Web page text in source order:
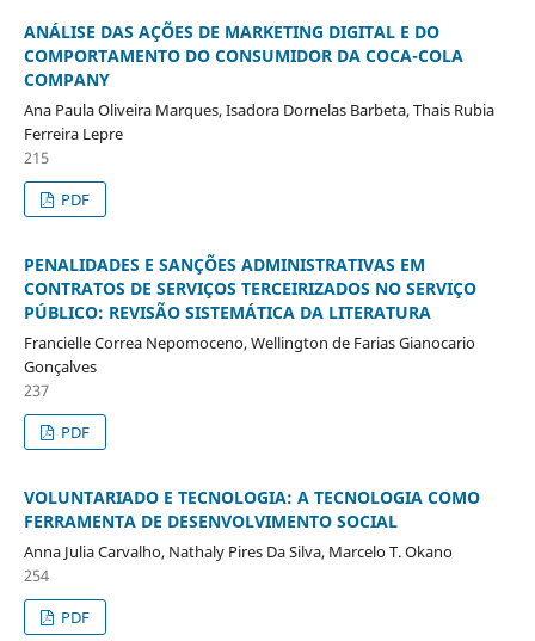
ANÁLISE DAS AÇÕES DE MARKETING DIGITAL E DO
COMPORTAMENTO DO CONSUMIDOR DA COCA-COLA
COMPANY
Ana Paula Oliveira Marques, Isadora Dornelas Barbeta, Thais Rubia
Ferreira Lepre
215
PDF
PENALIDADES E SANÇÕES ADMINISTRATIVAS EM
CONTRATOS DE SERVIÇOS TERCEIRIZADOS NO SERVIÇO
PÚBLICO: REVISÃO SISTEMÁTICA DA LITERATURA
Francielle Correa Nepomoceno, Wellington de Farias Gianocario
Gonçalves
237
PDF
VOLUNTARIADO E TECNOLOGIA: A TECNOLOGIA COMO
FERRAMENTA DE DESENVOLVIMENTO SOCIAL
Anna Julia Carvalho, Nathaly Pires Da Silva, Marcelo T. Okano
254
PDF